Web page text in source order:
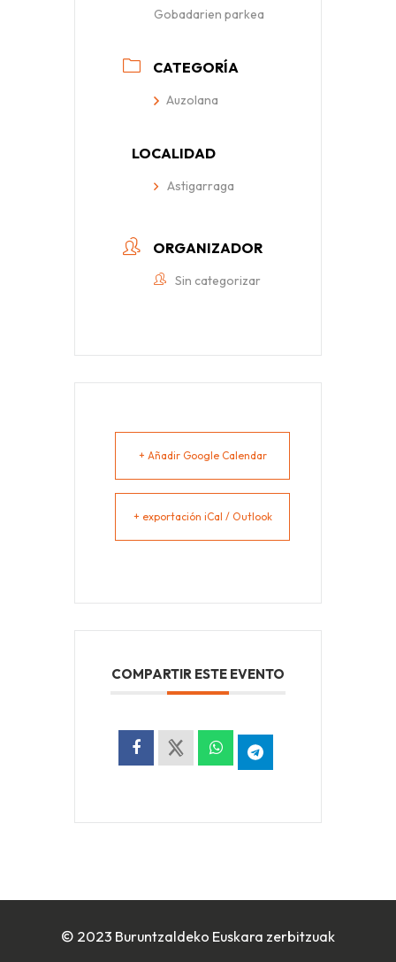
Gobadarien parkea
CATEGORÍA
Auzolana
LOCALIDAD
Astigarraga
ORGANIZADOR
Sin categorizar
+ Añadir Google Calendar
+ exportación iCal / Outlook
COMPARTIR ESTE EVENTO
© 2023 Buruntzaldeko Euskara zerbitzuak